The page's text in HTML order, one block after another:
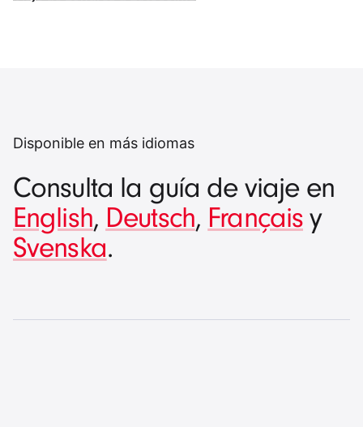
Disponible en más idiomas
Consulta la guía de viaje en
English, Deutsch, Françaisy
Svenska.